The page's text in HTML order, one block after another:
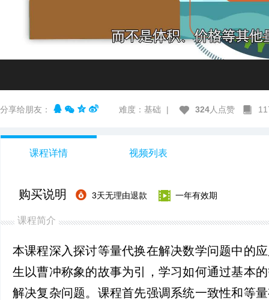
分享给朋友： 难度：基础 | 324人点赞
课程详情 视频列表
购买说明 3天无理由退款 一年有效期
课程简介
本课程深入探讨等量代换在解决数学问题中的
生以曹冲称象的故事为引，学习如何通过基本
解决复杂问题。课程首先强调系统一致性和等